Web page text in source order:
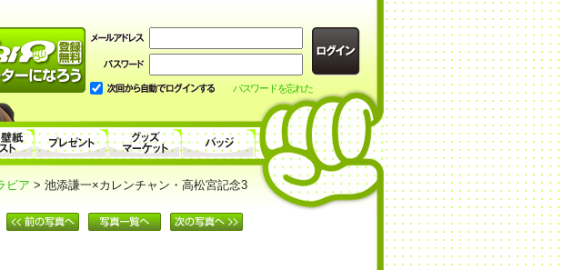
パスワードを忘れた
ビア > 池添謙一×カレンチャン・高松宮記念3